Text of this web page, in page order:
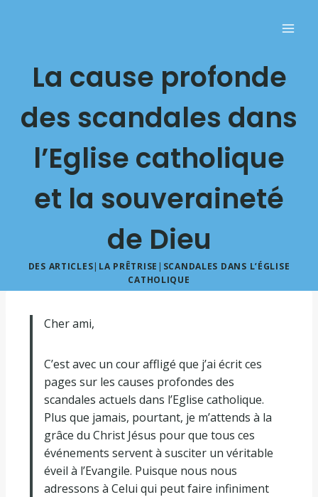
La cause profonde
des scandales dans
l’Eglise catholique
et la souveraineté
de Dieu
DES ARTICLES| LA PRÊTRISE | SCANDALES DANS L’ÉGLISE
CATHOLIQUE
Cher ami,
C’est avec un cour affligé que j’ai écrit ces
pages sur les causes profondes des
scandales actuels dans l’Eglise catholique.
Plus que jamais, pourtant, je m’attends à la
grâce du Christ Jésus pour que tous ces
événements servent à susciter un véritable
éveil à l’Evangile. Puisque nous nous
adressons à Celui qui peut faire infiniment